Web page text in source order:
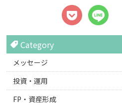
Category
メッセージ
投資・運用
FP・資産形成